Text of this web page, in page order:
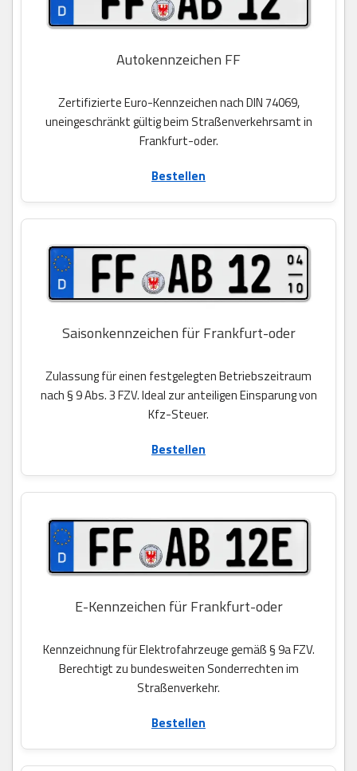
Autokennzeichen FF
Zertifizierte Euro-Kennzeichen nach DIN 74069,
uneingeschränkt gültig beim Straßenverkehrsamt in
Frankfurt-oder.
Bestellen
Saisonkennzeichen für Frankfurt-oder
Zulassung für einen festgelegten Betriebszeitraum
nach § 9 Abs. 3 FZV. Ideal zur anteiligen Einsparung von
Kfz-Steuer.
Bestellen
E-Kennzeichen für Frankfurt-oder
Kennzeichnung für Elektrofahrzeuge gemäß § 9a FZV.
Berechtigt zu bundesweiten Sonderrechten im
Straßenverkehr.
Bestellen